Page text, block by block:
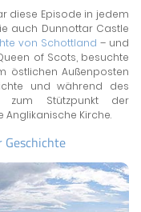
diese Episode in jedem
auch Dunnottar Castle
von Schottland – und
of Scots, besuchte
östlichen Außenposten
und während des
zum Stützpunkt der
Kirche.